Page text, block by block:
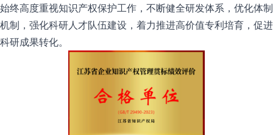
始终高度重视知识产权保护工作，不断健全研发体系，优化体制
机制，强化科研人才队伍建设，着力推进高价值专利培育，促进
科研成果转化。